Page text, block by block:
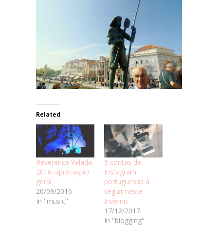
Related
Reverence Valada
2016: apreciação
geral
20/09/2016
In "music"
5 contas de
Instagram
portuguesas a
seguir neste
Inverno
17/12/2017
In "blogging"